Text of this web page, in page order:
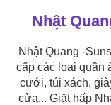
Nhật
Nhật Quang -
cấp các loại quần
cưới, túi xách,
cửa... Giặt hấp